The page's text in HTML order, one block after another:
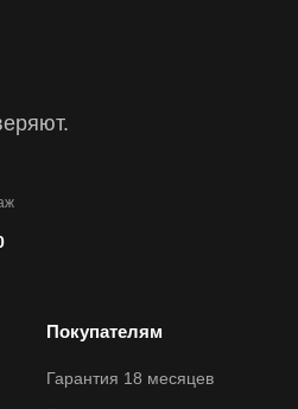
Покупателям
Гарантия 18 месяцев